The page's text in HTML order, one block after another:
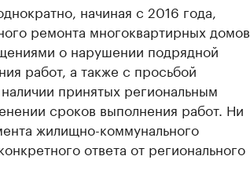
начиная с 2016 года,
ремонта многоквартирных домов
о нарушении подрядной
работ, а также с просьбой
принятых региональным
сроков выполнения работ. Ни
жилищно-коммунального
ответа от регионального